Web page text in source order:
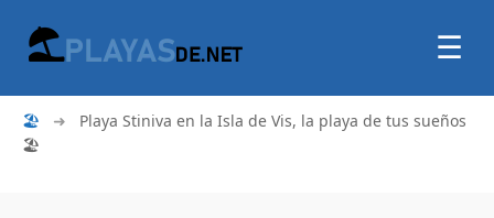
☰
🏖 ➜
Playa Stiniva en la Isla de Vis, la playa de tus sueños
🏖️